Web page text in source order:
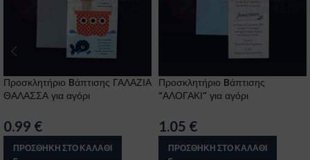
Προσκλητήριο Bάπτισης ΓΑΛΑΖΙΑ
ΘΑΛΑΣΣΑ για αγόρι
0.99 €
ΠΡΟΣΘΉΚΗ ΣΤΟ ΚΑΛΆΘΙ
Προσκλητήριο Bάπτισης
“ΑΛΟΓΑΚΙ” για αγόρι
1.05 €
ΠΡΟΣΘΉΚΗ ΣΤΟ ΚΑΛΆΘΙ